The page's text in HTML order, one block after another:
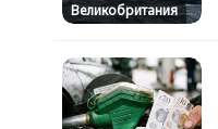
Великобритания